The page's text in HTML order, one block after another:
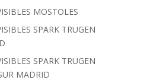
MOSTOLES
SPARK TRUGEN
SPARK TRUGEN
MADRID